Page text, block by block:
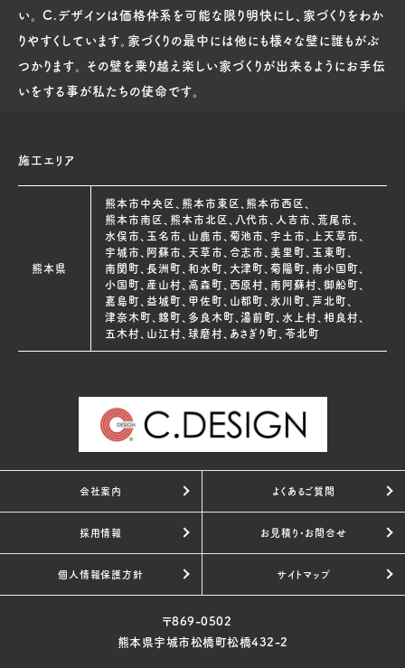
い。 C.デザインは価格体系を可能な限り明快にし、家づくりをわか
りやすくしています。家づくりの最中には他にも様々な壁に誰もがぶ
つかります。 その壁を乗り越え楽しい家づくりが出来るようにお手伝
いをする事が私たちの使命です。
施工エリア
熊本県
熊本市中央区、熊本市東区、熊本市西区、
熊本市南区、熊本市北区、八代市、人吉市、荒尾市、
水俣市、玉名市、山鹿市、菊池市、宇土市、上天草市、
宇城市、阿蘇市、天草市、合志市、美里町、玉東町、
南関町、長洲町、和水町、大津町、菊陽町、南小国町、
小国町、産山村、高森町、西原村、南阿蘇村、御船町、
嘉島町、益城町、甲佐町、山都町、氷川町、芦北町、
津奈木町、錦町、多良木町、湯前町、水上村、相良村、
五木村、山江村、球磨村、あさぎり町、苓北町
会社案内 よくあるご質問
採用情報 お見積り・お問合せ
個人情報保護方針 サイトマップ
〒869-0502
熊本県宇城市松橋町松橋432-2